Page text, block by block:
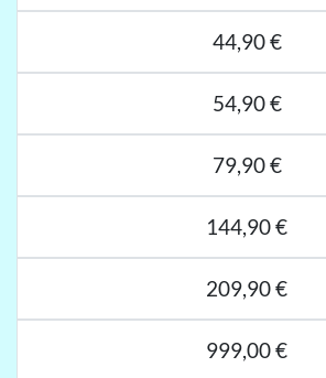
44,90 €
54,90 €
79,90 €
144,90 €
209,90 €
999,00 €